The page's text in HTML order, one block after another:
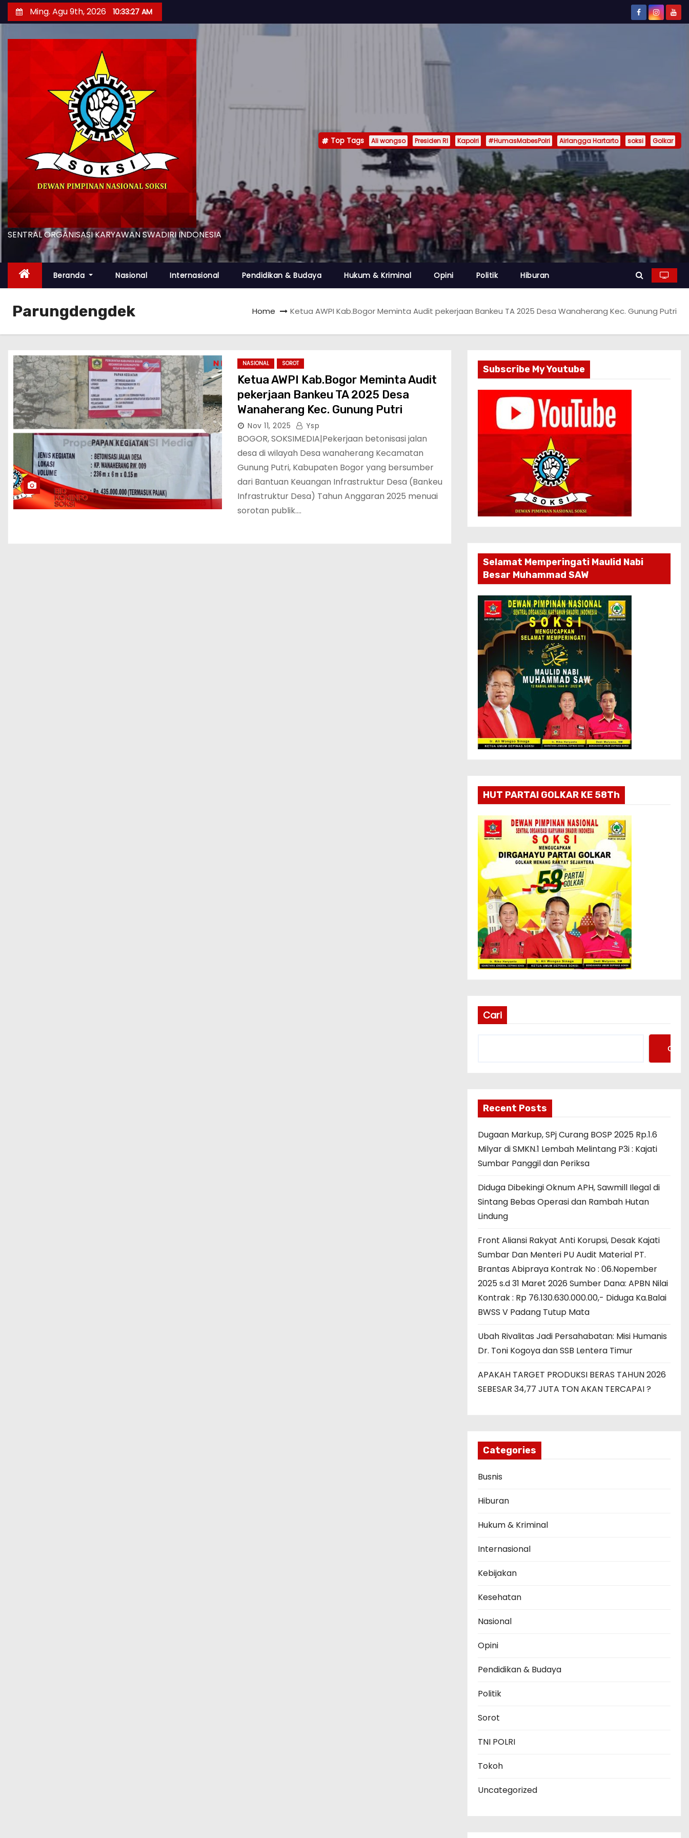
k
t
Ming. Agu 9th, 2026 10:33:28 AM
SENTRAL ORGANISASI KARYAWAN SWADIRI INDONESIA
Top Tags Ali wongso Presiden RI Kapolri #HumasMabesPolri Airlangga Hartarto soksi Golkar
Beranda Nasional Internasional Pendidikan & Budaya Hukum & Kriminal Opini Politik Hiburan
Parungdengdek Home Ketua AWPI Kab.Bogor Meminta Audit pekerjaan Bankeu TA 2025 Desa Wanaherang Kec. Gunung Putri
NASIONAL SOROT
Ketua AWPI Kab.Bogor Meminta Audit
pekerjaan Bankeu TA 2025 Desa
Wanaherang Kec. Gunung Putri
Nov 11, 2025 Ysp
BOGOR, SOKSIMEDIA|Pekerjaan betonisasi jalan
desa di wilayah Desa wanaherang Kecamatan
Gunung Putri, Kabupaten Bogor yang bersumber
dari Bantuan Keuangan Infrastruktur Desa (Bankeu
Infrastruktur Desa) Tahun Anggaran 2025 menuai
sorotan publik.…
Subscribe My Youtube
Selamat Memperingati Maulid Nabi
Besar Muhammad SAW
HUT PARTAI GOLKAR KE 58Th
Cari
Cari
Recent Posts
Dugaan Markup, SPj Curang BOSP 2025 Rp.1.6
Milyar di SMKN.1 Lembah Melintang P3i : Kajati
Sumbar Panggil dan Periksa
Diduga Dibekingi Oknum APH, Sawmill Ilegal di
Sintang Bebas Operasi dan Rambah Hutan
Lindung
Front Aliansi Rakyat Anti Korupsi, Desak Kajati
Sumbar Dan Menteri PU Audit Material PT.
Brantas Abipraya Kontrak No : 06.Nopember
2025 s.d 31 Maret 2026 Sumber Dana: APBN Nilai
Kontrak : Rp 76.130.630.000.00,- Diduga Ka.Balai
BWSS V Padang Tutup Mata
Ubah Rivalitas Jadi Persahabatan: Misi Humanis
Dr. Toni Kogoya dan SSB Lentera Timur
APAKAH TARGET PRODUKSI BERAS TAHUN 2026
SEBESAR 34,77 JUTA TON AKAN TERCAPAI ?
Categories
Busnis
Hiburan
Hukum & Kriminal
Internasional
Kebijakan
Kesehatan
Nasional
Opini
Pendidikan & Budaya
Politik
Sorot
TNI POLRI
Tokoh
Uncategorized